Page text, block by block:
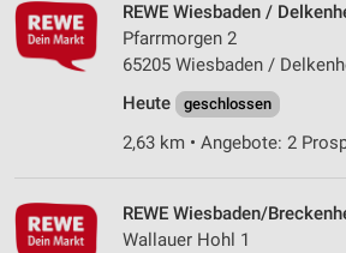
REWE Wiesbaden /
Pfarrmorgen 2
65205 Wiesbaden /
Heute
geschlossen
2,63 km • Angebote: 2
REWE Wiesbaden/
Wallauer Hohl 1
Analyse von Zielgruppen durch
Kombinationen von Daten aus
Quellen
IAB-Besonderheiten: